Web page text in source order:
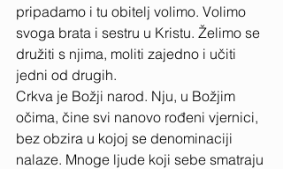
pripadamo i tu obitelj volimo. Volimo
svoga brata i sestru u Kristu. Želimo se
družiti s njima, moliti zajedno i učiti
jedni od drugih.
Crkva je Božji narod. Nju, u Božjim
očima, čine svi nanovo rođeni vjernici,
bez obzira u kojoj se denominaciji
nalaze. Mnoge ljude koji sebe smatraju